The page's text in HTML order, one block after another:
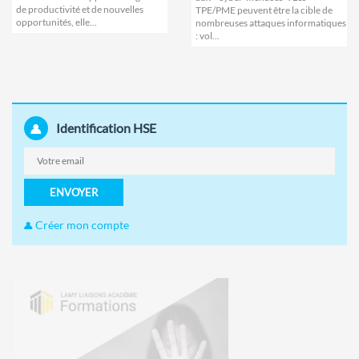
de productivité et de nouvelles
opportunités, elle...
TPE/PME peuvent être la cible de
nombreuses attaques informatiques
: vol...
Identification HSE
ENVOYER
Créer mon compte